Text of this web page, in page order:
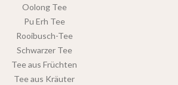
Oolong Tee
Pu Erh Tee
Rooibusch-Tee
Schwarzer Tee
Tee aus Früchten
Tee aus Kräuter